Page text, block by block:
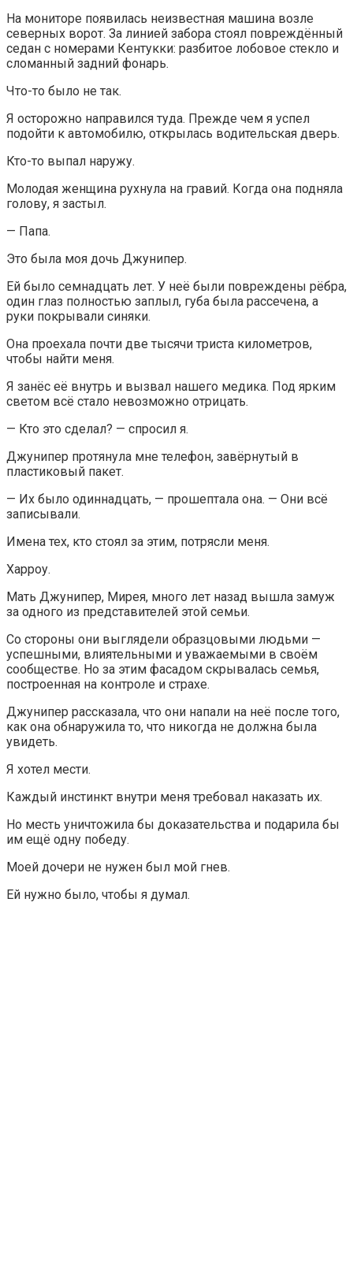
На мониторе появилась неизвестная машина возле
северных ворот. За линией забора стоял повреждённый
седан с номерами Кентукки: разбитое лобовое стекло и
сломанный задний фонарь.
Что-то было не так.
Я осторожно направился туда. Прежде чем я успел
подойти к автомобилю, открылась водительская дверь.
Кто-то выпал наружу.
Молодая женщина рухнула на гравий. Когда она подняла
голову, я застыл.
— Папа.
Это была моя дочь Джунипер.
Ей было семнадцать лет. У неё были повреждены рёбра,
один глаз полностью заплыл, губа была рассечена, а
руки покрывали синяки.
Она проехала почти две тысячи триста километров,
чтобы найти меня.
Я занёс её внутрь и вызвал нашего медика. Под ярким
светом всё стало невозможно отрицать.
— Кто это сделал? — спросил я.
Джунипер протянула мне телефон, завёрнутый в
пластиковый пакет.
— Их было одиннадцать, — прошептала она. — Они всё
записывали.
Имена тех, кто стоял за этим, потрясли меня.
Харроу.
Мать Джунипер, Мирея, много лет назад вышла замуж
за одного из представителей этой семьи.
Со стороны они выглядели образцовыми людьми —
успешными, влиятельными и уважаемыми в своём
сообществе. Но за этим фасадом скрывалась семья,
построенная на контроле и страхе.
Джунипер рассказала, что они напали на неё после того,
как она обнаружила то, что никогда не должна была
увидеть.
Я хотел мести.
Каждый инстинкт внутри меня требовал наказать их.
Но месть уничтожила бы доказательства и подарила бы
им ещё одну победу.
Моей дочери не нужен был мой гнев.
Ей нужно было, чтобы я думал.